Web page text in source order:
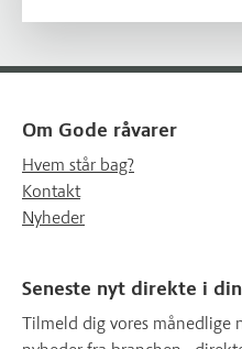
Om Gode råvarer
Hvem står bag?
Kontakt
Nyheder
Seneste nyt direkte i
Tilmeld dig vores månedlige